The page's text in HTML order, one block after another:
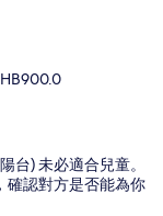
台) 未必適合兒童。
確認對方是否能為你